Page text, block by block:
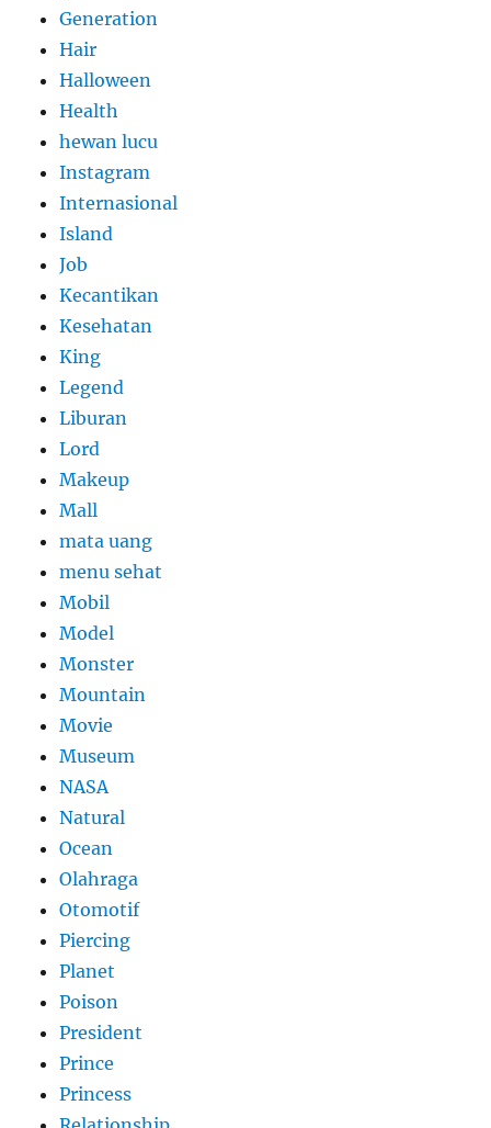
Generation
Hair
Halloween
Health
hewan lucu
Instagram
Internasional
Island
Job
Kecantikan
Kesehatan
King
Legend
Liburan
Lord
Makeup
Mall
mata uang
menu sehat
Mobil
Model
Monster
Mountain
Movie
Museum
NASA
Natural
Ocean
Olahraga
Otomotif
Piercing
Planet
Poison
President
Prince
Princess